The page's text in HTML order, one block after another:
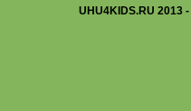
UHU4KIDS.RU 2013